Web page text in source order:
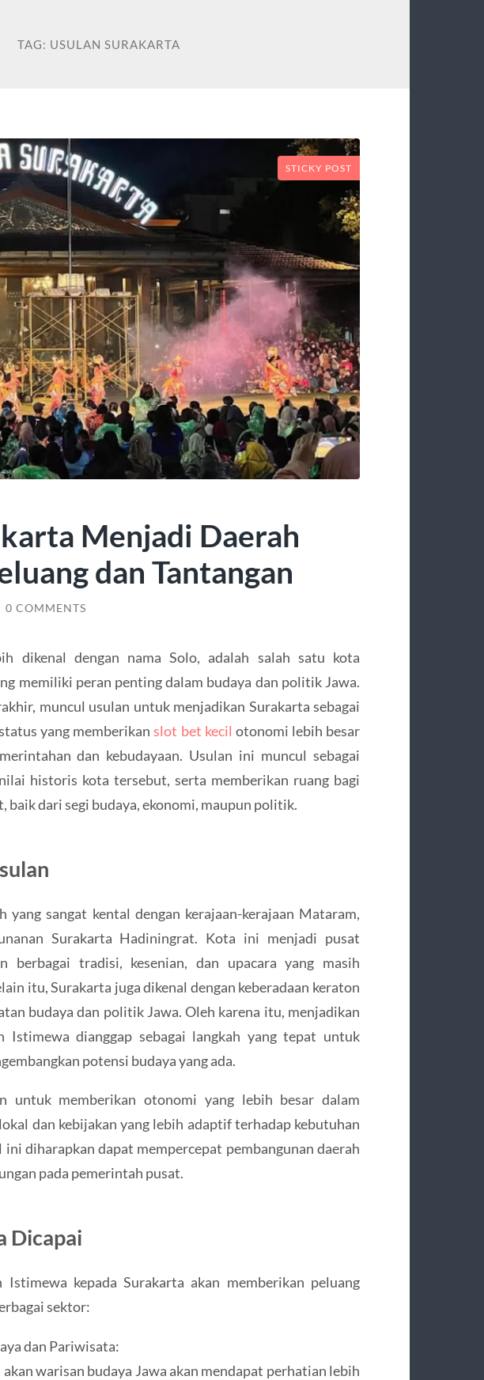
TAG: USULAN SURAKARTA
STICKY POST
Menjadi Daerah
dan Tantangan
0 COMMENTS
dikenal dengan nama Solo, adalah salah satu kota
memiliki peran penting dalam budaya dan politik Jawa.
muncul usulan untuk menjadikan Surakarta sebagai
yang memberikanslot bet kecil otonomi lebih besar
dan kebudayaan. Usulan ini muncul sebagai
historis kota tersebut, serta memberikan ruang bagi
baik dari segi budaya, ekonomi, maupun politik.
yang sangat kental dengan kerajaan-kerajaan Mataram,
Surakarta Hadiningrat. Kota ini menjadi pusat
berbagai tradisi, kesenian, dan upacara yang masih
itu, Surakarta juga dikenal dengan keberadaan keraton
budaya dan politik Jawa. Oleh karena itu, menjadikan
Istimewa dianggap sebagai langkah yang tepat untuk
potensi budaya yang ada.
untuk memberikan otonomi yang lebih besar dalam
dan kebijakan yang lebih adaptif terhadap kebutuhan
diharapkan dapat mempercepat pembangunan daerah
pada pemerintah pusat.
Dicapai
Istimewa kepada Surakarta akan memberikan peluang
sektor:
dan Pariwisata:
warisan budaya Jawa akan mendapat perhatian lebih